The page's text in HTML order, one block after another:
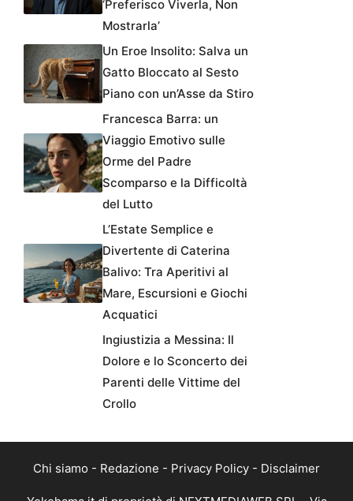
‘Preferisco Viverla, Non
Mostrarla’
Un Eroe Insolito: Salva un
Gatto Bloccato al Sesto
Piano con un’Asse da Stiro
Francesca Barra: un
Viaggio Emotivo sulle
Orme del Padre
Scomparso e la Difficoltà
del Lutto
L’Estate Semplice e
Divertente di Caterina
Balivo: Tra Aperitivi al
Mare, Escursioni e Giochi
Acquatici
Ingiustizia a Messina: Il
Dolore e lo Sconcerto dei
Parenti delle Vittime del
Crollo
Chi siamo - Redazione - Privacy Policy - Disclaimer